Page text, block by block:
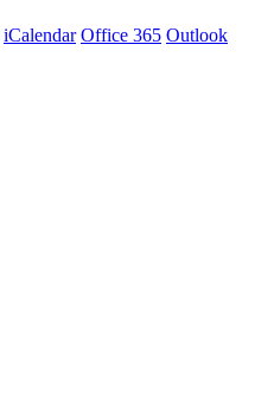
iCalendar Office 365 Outlook